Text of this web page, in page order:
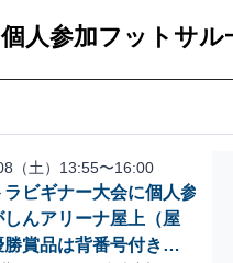
個人参加フットサル